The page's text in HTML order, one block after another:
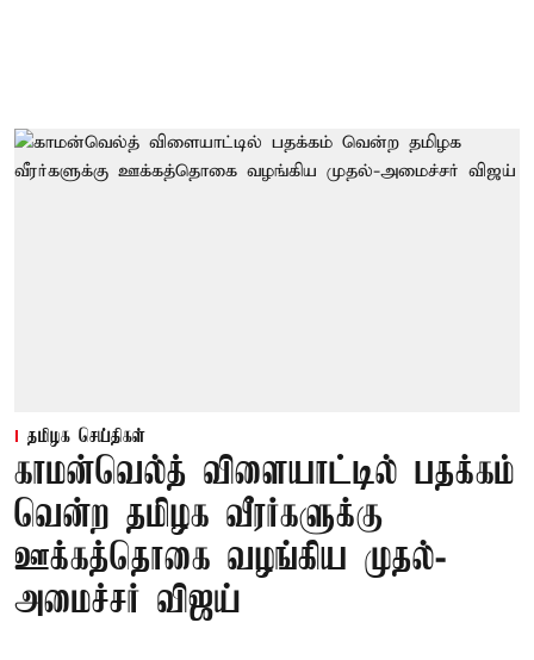
தமிழக செய்திகள்
காமன்வெல்த் விளையாட்டில் பதக்கம்
வென்ற தமிழக வீரர்களுக்கு
ஊக்கத்தொகை வழங்கிய முதல்-
அமைச்சர் விஜய்